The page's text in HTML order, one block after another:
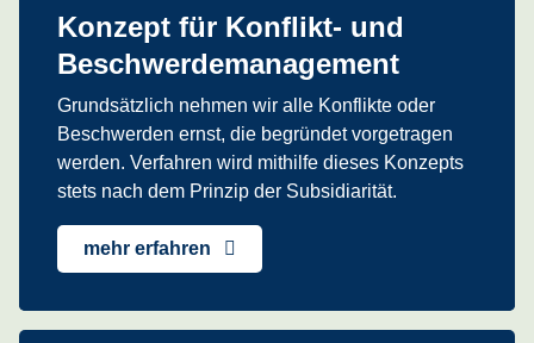
Konzept für Konflikt- und
Beschwerdemanagement
Grundsätzlich nehmen wir alle Konflikte oder
Beschwerden ernst, die begründet vorgetragen
werden. Verfahren wird mithilfe dieses Konzepts
stets nach dem Prinzip der Subsidiarität.
mehr erfahren